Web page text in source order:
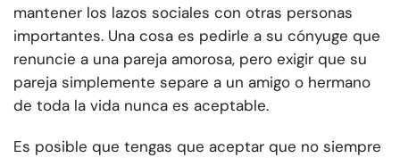
mantener los lazos sociales con otras personas
importantes. Una cosa es pedirle a su cónyuge que
renuncie a una pareja amorosa, pero exigir que su
pareja simplemente separe a un amigo o hermano
de toda la vida nunca es aceptable.
Es posible que tengas que aceptar que no siempre